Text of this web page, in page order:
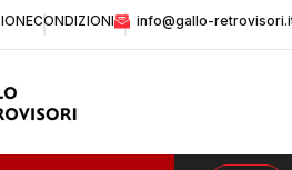
CONDIZIONI info@gallo-